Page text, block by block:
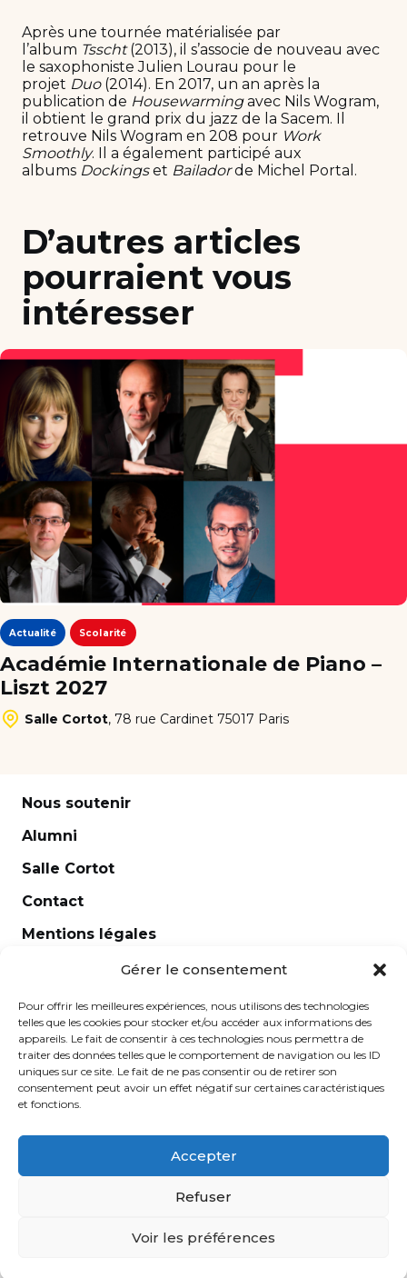
Gérer le consentement
Pour offrir les meilleures expériences, nous utilisons des technologies
telles que les cookies pour stocker et/ou accéder aux informations des
appareils. Le fait de consentir à ces technologies nous permettra de
traiter des données telles que le comportement de navigation ou les ID
uniques sur ce site. Le fait de ne pas consentir ou de retirer son
consentement peut avoir un effet négatif sur certaines caractéristiques
et fonctions.
Accepter
Refuser
Voir les préférences
Après une tournée matérialisée par
l’album Tsscht(2013), il s’associe de nouveau avec
le saxophoniste Julien Lourau pour le
projet Duo(2014). En 2017, un an après la
publication de Housewarmingavec Nils Wogram,
il obtient le grand prix du jazz de la Sacem. Il
retrouve Nils Wogram en 208 pour Work
Smoothly. Il a également participé aux
albums Dockingset Bailadorde Michel Portal.
D’autres articles
pourraient vous
intéresser
Actualité Scolarité
Académie Internationale de Piano –
Liszt 2027
Salle Cortot, 78 rue Cardinet 75017 Paris
Nous soutenir
Alumni
Salle Cortot
Contact
Mentions légales
Caroline de Vibraye